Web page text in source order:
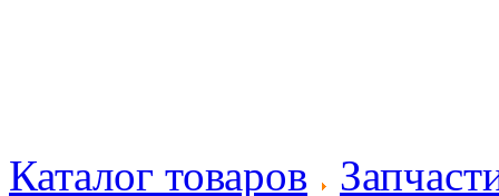
Каталог товаров